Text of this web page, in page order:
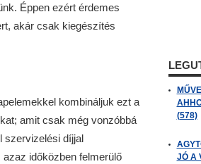
Éppen ezért érdemes
akár csak kiegészítés
kombináljuk ezt a
amit csak még vonzóbbá
szervizelési díjjal
időközben felmerülő
(578)
JÓ A